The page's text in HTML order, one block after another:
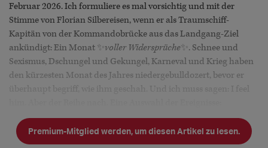
Februar 2026. Ich formuliere es mal vorsichtig und mit der
Stimme von Florian Silbereisen, wenn er als Traumschiff-
Kapitän von der Kommandobrücke aus das Landgang-Ziel
ankündigt: Ein Monat ✨voller Widersprüche✨. Schnee und
Sexismus, Dschungel und Gekungel, Karneval und Krieg haben
den kürzesten Monat des Jahres niedergebulldozert, bevor er
Der Februar brachte in Deutschland
Premium-Mitglied werden, um diesen Artikel zu lesen.